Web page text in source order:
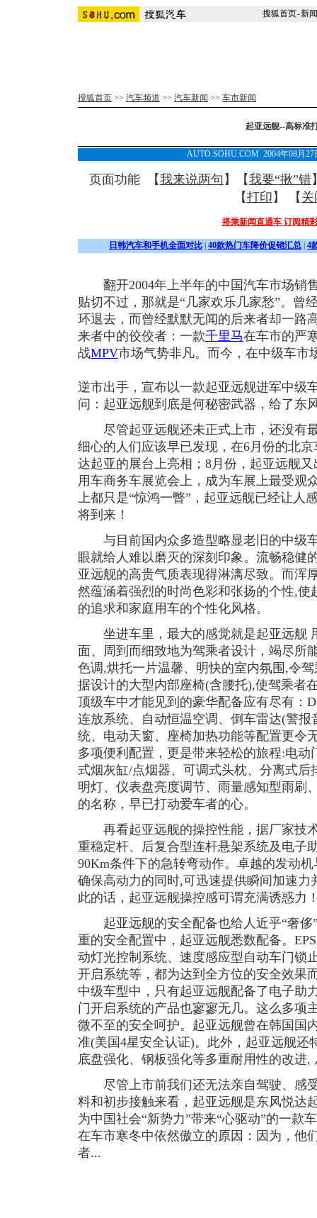
搜狐首页-新闻
搜狐首页 >> 汽车频道 >> 汽车新闻 >> 车市新闻
起亚远舰--高标准
AUTO.SOHU.COM 2004年08月
页面功能 【我来说两句 】【我要“揪”错
【打印 】 【 关
搭乘新闻直通车 订阅精
日韩汽车和手机全面对比 40款热门车降价促销汇总 4
翻开2004年上半年的中国汽车市场销
贴切不过，那就是“几家欢乐几家愁”。曾
环退去，而曾经默默无闻的后来者却一路
来者中的佼佼者：一款千里马在车市的严
战MPV市场气势非凡。而今，在中级车市
逆市出手，宣布以一款起亚远舰进军中级
问：起亚远舰到底是何秘密武器，给了东
尽管起亚远舰还未正式上市，还没有
细心的人们应该早已发现，在6月份的北
达起亚的展台上亮相；8月份，起亚远舰
用车商务车展览会上，成为车展上最受观
上都只是“惊鸿一瞥”，起亚远舰已经让人
将到来！
与目前国内众多造型略显老旧的中级
眼就给人难以磨灭的深刻印象。流畅稳健
亚远舰的高贵气质表现得淋漓尽致。而浑
然蕴涵着强烈的时尚色彩和张扬的个性,
的追求和家庭用车的个性化风格。
坐进车里，最大的感觉就是起亚远舰
面、周到而细致地为驾乘者设计，竭尽所
色调,烘托一片温馨、明快的室内氛围,令
据设计的大型内部座椅(含腰托),使驾乘者
顶级车中才能见到的豪华配备应有尽有：
连放系统、自动恒温空调、倒车雷达(警
统、电动天窗、座椅加热功能等配置更令
多项便利配置，更是带来轻松的旅程:电
式烟灰缸/点烟器、可调式头枕、分离式
明灯、仪表盘亮度调节、雨量感知型雨刷
的名称，早已打动爱车者的心。
再看起亚远舰的操控性能，据厂家技
重稳定杆、后复合型连杆悬架系统及电子
90Km条件下的急转弯动作。卓越的发动
确保高动力的同时,可迅速提供瞬间加速
此的话，起亚远舰操控感可谓充满诱惑力
起亚远舰的安全配备也给人近乎“奢侈
重的安全配置中，起亚远舰悉数配备。
动灯光控制系统、速度感应型自动车门锁
开启系统等，都为达到全方位的安全效果
中级车型中，只有起亚远舰配备了电子助
门开启系统的产品也寥寥无几。这么多项
微不至的安全呵护。起亚远舰曾在韩国国
准(美国4星安全认证)。此外，起亚远舰还
底盘强化、钢板强化等多重耐用性的改进
尽管上市前我们还无法亲自驾驶、感
料和初步接触来看，起亚远舰是东风悦达
为中国社会“新势力”带来“心驱动”的一款
在车市寒冬中依然傲立的原因：因为，他
者...